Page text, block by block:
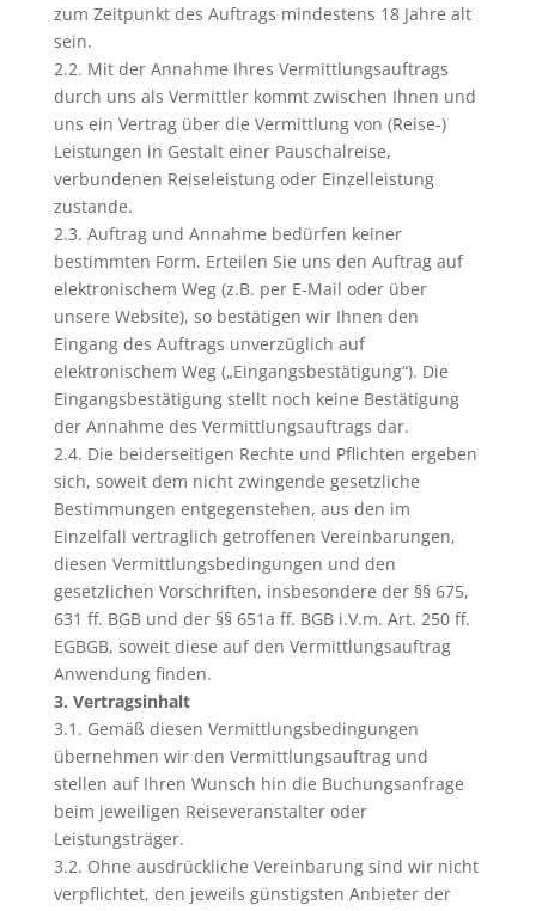
zum Zeitpunkt des Auftrags mindestens 18 Jahre alt
sein.
2.2. Mit der Annahme Ihres Vermittlungsauftrags
durch uns als Vermittler kommt zwischen Ihnen und
uns ein Vertrag über die Vermittlung von (Reise-)
Leistungen in Gestalt einer Pauschalreise,
verbundenen Reiseleistung oder Einzelleistung
zustande.
2.3. Auftrag und Annahme bedürfen keiner
bestimmten Form. Erteilen Sie uns den Auftrag auf
elektronischem Weg (z.B. per E-Mail oder über
unsere Website), so bestätigen wir Ihnen den
Eingang des Auftrags unverzüglich auf
elektronischem Weg („Eingangsbestätigung“). Die
Eingangsbestätigung stellt noch keine Bestätigung
der Annahme des Vermittlungsauftrags dar.
2.4. Die beiderseitigen Rechte und Pflichten ergeben
sich, soweit dem nicht zwingende gesetzliche
Bestimmungen entgegenstehen, aus den im
Einzelfall vertraglich getroffenen Vereinbarungen,
diesen Vermittlungsbedingungen und den
gesetzlichen Vorschriften, insbesondere der §§ 675,
631 ff. BGB und der §§ 651a ff. BGB i.V.m. Art. 250 ff.
EGBGB, soweit diese auf den Vermittlungsauftrag
Anwendung finden.
3. Vertragsinhalt
3.1. Gemäß diesen Vermittlungsbedingungen
übernehmen wir den Vermittlungsauftrag und
stellen auf Ihren Wunsch hin die Buchungsanfrage
beim jeweiligen Reiseveranstalter oder
Leistungsträger.
3.2. Ohne ausdrückliche Vereinbarung sind wir nicht
verpflichtet, den jeweils günstigsten Anbieter der